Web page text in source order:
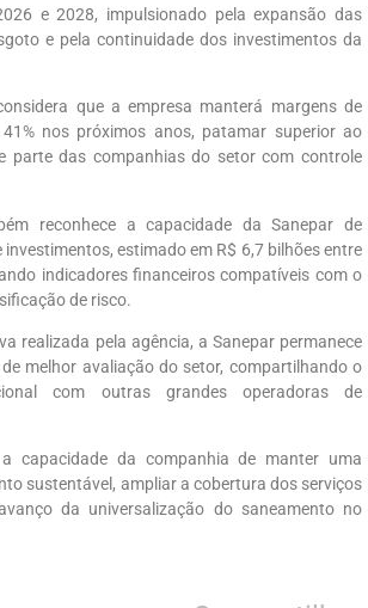
e 2028, impulsionado pela expansão das
e pela continuidade dos investimentos da
que a empresa manterá margens de
41% nos próximos anos, patamar superior ao
parte das companhias do setor com controle
reconhece a capacidade da Sanepar de
estimado em R$ 6,7 bilhões entre
indicadores financeiros compatíveis com o
de risco.
realizada pela agência, a Sanepar permanece
melhor avaliação do setor, compartilhando o
com outras grandes operadoras de
capacidade da companhia de manter uma
sustentável, ampliar a cobertura dos serviços
da universalização do saneamento no